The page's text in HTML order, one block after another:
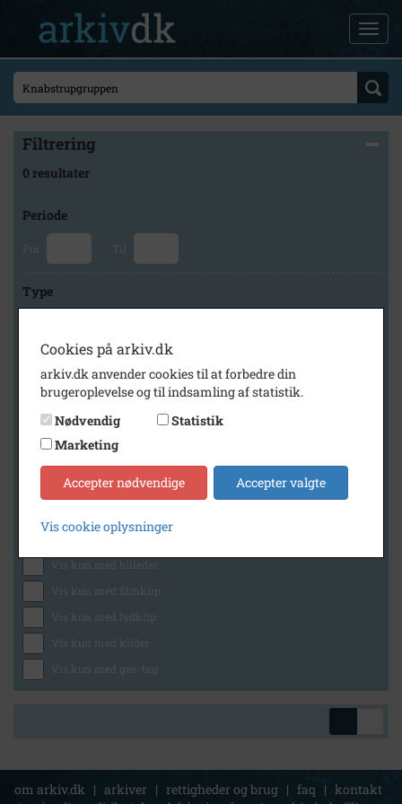
Filtrering
0 resultater
Periode
Fra Til
Type
Arkiv
Holbæk Arkiverne/Jyderup
Generelt
Vis kun med billeder
Vis kun med filmklip
Vis kun med lydklip
Vis kun med kilder
Vis kun med geo-tag
om arkiv.dk | arkiver | rettigheder og brug | faq | kontakt
Cookies på arkiv.dk
arkiv.dk anvender cookies til at forbedre din
brugeroplevelse og til indsamling af statistik.
Nødvendig
Statistik
Marketing
Accepter nødvendige Accepter valgte
Vis cookie oplysninger